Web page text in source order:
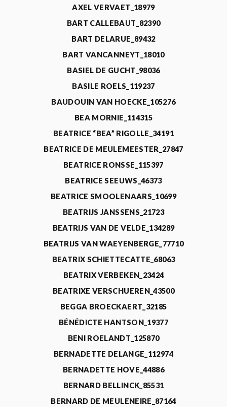
AXEL VERVAET_18979
BART CALLEBAUT_82390
BART DELARUE_89432
BART VANCANNEYT_18010
BASIEL DE GUCHT_98036
BASILE ROELS_119237
BAUDOUIN VAN HOECKE_105276
BEA MORNIE_114315
BEATRICE “BEA” RIGOLLE_34191
BEATRICE DE MEULEMEESTER_27847
BEATRICE RONSSE_115397
BEATRICE SEEUWS_46373
BEATRICE SMOOLENAARS_10699
BEATRIJS JANSSENS_21723
BEATRIJS VAN DE VELDE_134289
BEATRIJS VAN WAEYENBERGE_77710
BEATRIX SCHIETTECATTE_68063
BEATRIX VERBEKEN_23424
BEATRIXE VERSCHUEREN_43500
BEGGA BROECKAERT_32185
BÉNÉDICTE HANTSON_19377
BENI ROELANDT_125870
BERNADETTE DELANGE_112974
BERNADETTE HOVE_44886
BERNARD BELLINCK_85531
BERNARD DE MEULENEIRE_87164